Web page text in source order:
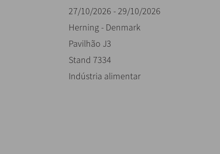
27/10/2026 - 29/10/2026
Herning - Denmark
Pavilhão J3
Stand 7334
Indústria alimentar